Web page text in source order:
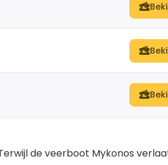
de veerboot Mykonos